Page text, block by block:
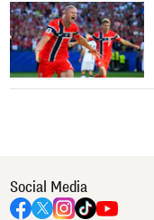
Social Media